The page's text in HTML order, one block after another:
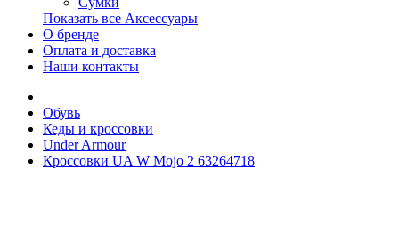
Показать все Аксессуары
О бренде
Оплата и доставка
Наши контакты
Обувь
Кеды и кроссовки
Under Armour
Кроссовки UA W Mojo 2 63264718